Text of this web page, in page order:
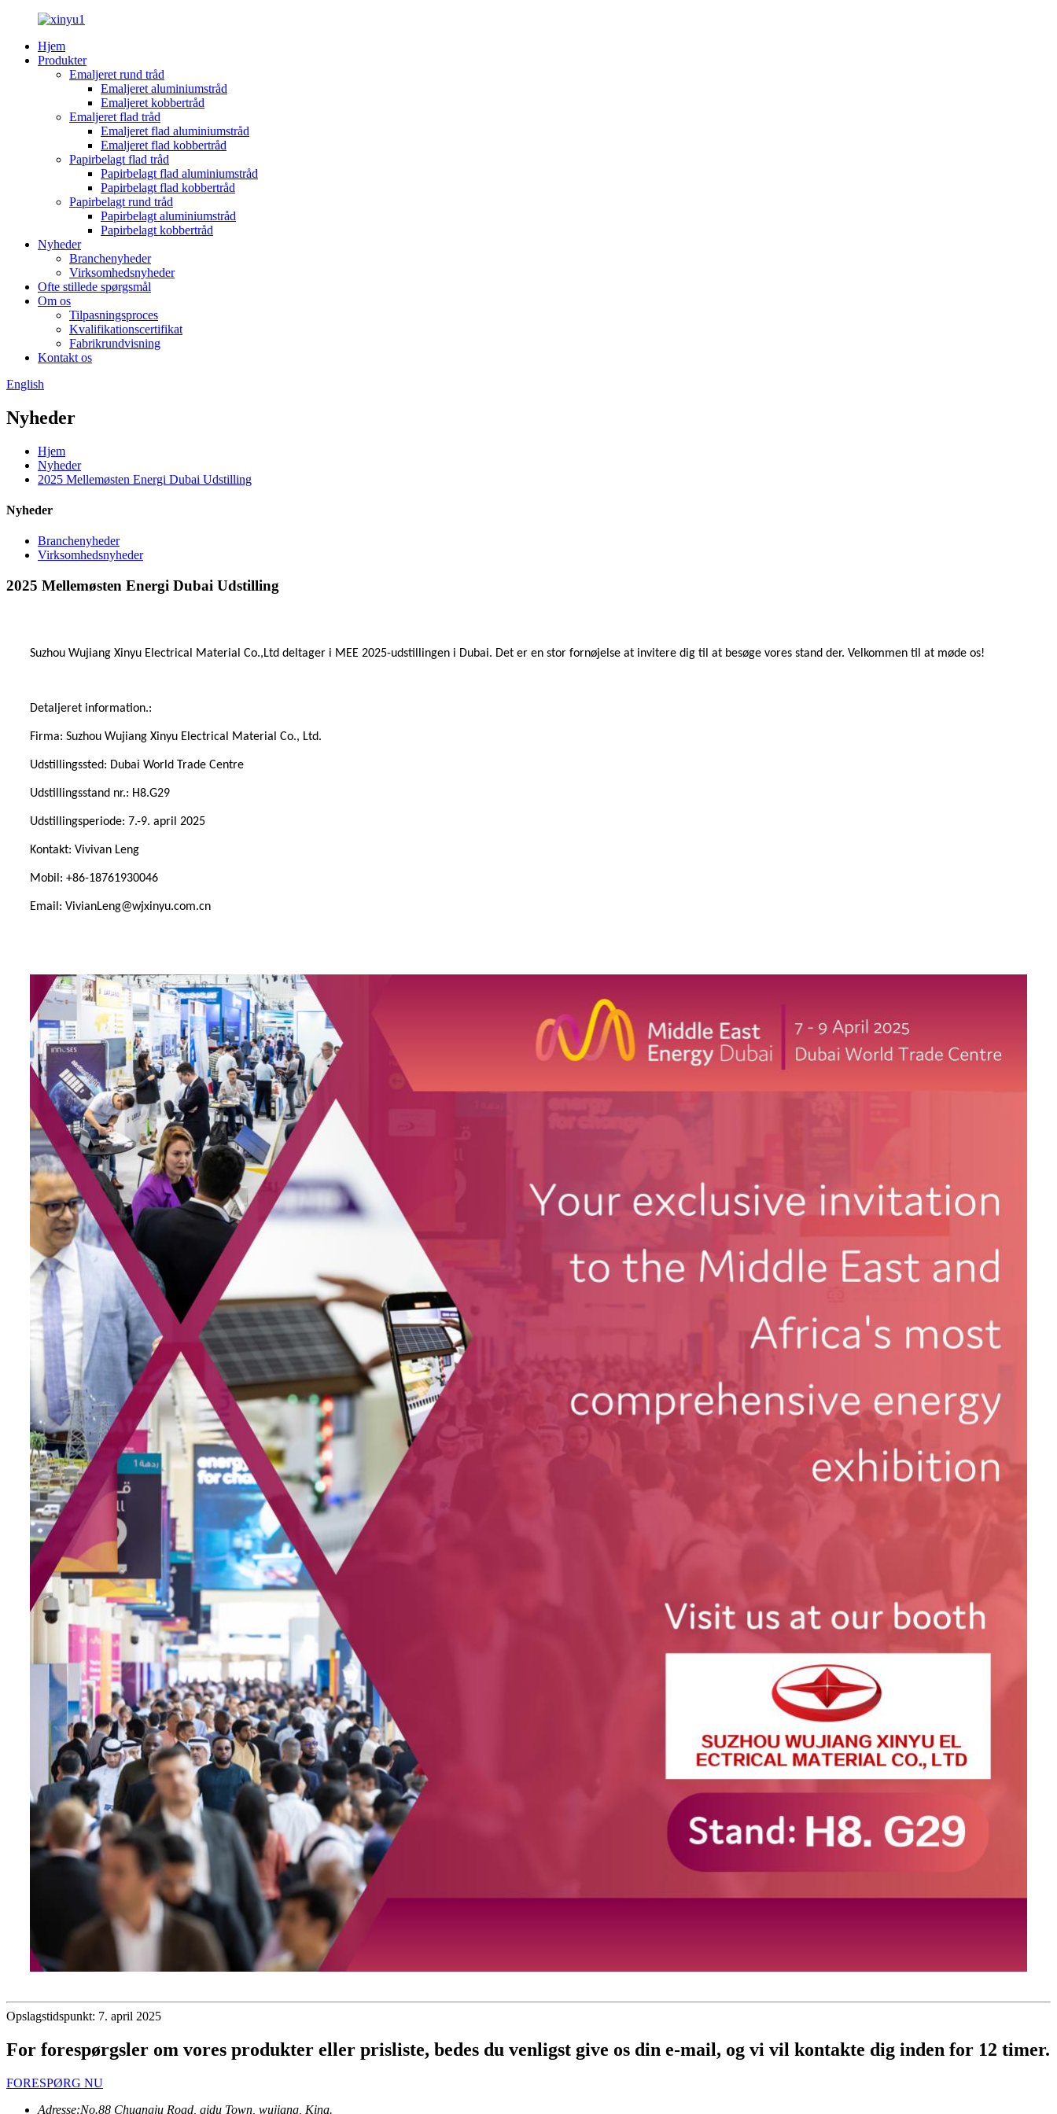
Hjem
Produkter
Emaljeret rund tråd
Emaljeret aluminiumstråd
Emaljeret kobbertråd
Emaljeret flad tråd
Emaljeret flad aluminiumstråd
Emaljeret flad kobbertråd
Papirbelagt flad tråd
Papirbelagt flad aluminiumstråd
Papirbelagt flad kobbertråd
Papirbelagt rund tråd
Papirbelagt aluminiumstråd
Papirbelagt kobbertråd
Nyheder
Branchenyheder
Virksomhedsnyheder
Ofte stillede spørgsmål
Om os
Tilpasningsproces
Kvalifikationscertifikat
Fabrikrundvisning
Kontakt os
English
Nyheder
Hjem
Nyheder
2025 Mellemøsten Energi Dubai Udstilling
Nyheder
Branchenyheder
Virksomhedsnyheder
2025 Mellemøsten Energi Dubai Udstilling
Suzhou Wujiang Xinyu Electrical Material Co.,Ltd deltager i MEE 2025-udstillingen i Dubai. Det er en stor fornøjelse at invitere dig til at besøge vores stand der. Velkommen til at møde os!
Detaljeret information.:
Firma: Suzhou Wujiang Xinyu Electrical Material Co., Ltd.
Udstillingssted: Dubai World Trade Centre
Udstillingsstand nr.: H8.G29
Udstillingsperiode: 7.-9. april 2025
Kontakt: Vivivan Leng
Mobil: +86-18761930046
Email: VivianLeng@wjxinyu.com.cn
Opslagstidspunkt: 7. april 2025
For forespørgsler om vores produkter eller prisliste, bedes du venligst give os din e-mail, og vi vil kontakte dig inden for 12 timer.
FORESPØRG NU
Adresse:No.88 Chuangju Road, qidu Town, wujiang, Kina.